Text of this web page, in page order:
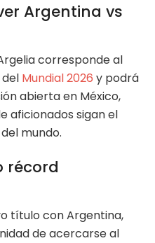
Argentina vs
corresponde al
Mundial 2026 y podrá
abierta en México,
aficionados sigan el
mundo.
récord
título con Argentina,
de acercarse al